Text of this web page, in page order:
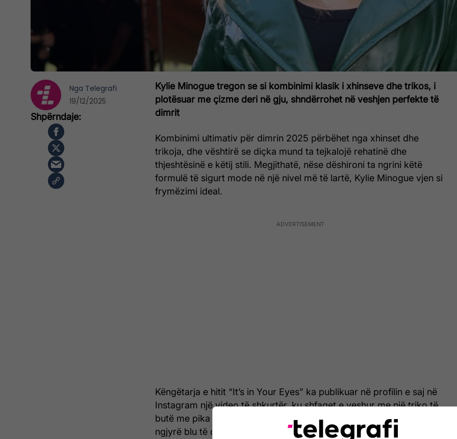
Kylie Minogue tregon se si kombinimi klasik i xhinseve dhe trikos, i
plotësuar me çizme deri në gju, shndërrohet në veshjen perfekte të
dimrit
Kombinimi ultimativ për dimrin 2025 përbëhet nga xhinset dhe
trikoja, dhe vështirë se diçka mund ta tejkalojë rehatinë dhe
thjeshtësinë e këtij stili. Megjithatë, nëse dëshironi ta ngrini këtë
formulë të sigurt mode në një nivel më të lartë, Kylie Minogue vjen si
frymëzimi ideal.
Këngëtarja e hitit “It’s in Your Eyes” ka publikuar në profilin e saj në
Instagram një video të shkurtër, ku shfaqet e veshur me një triko të
butë me pika të mëdha të zeza, të kombinuar me xhinse të ngushta
ngjyrë blu të çelët. Në vend të balerinave, siç preferojnë shpesh
Nga Telegrafi
19/12/2025